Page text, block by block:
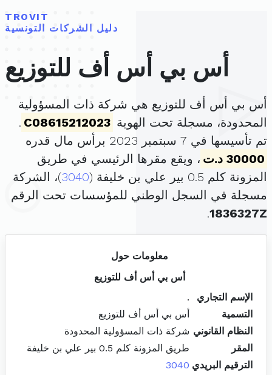
TROVIT
دليل الشركات التونسية
أس بي أس أف للتوزيع
أس بي أس أف للتوزيع هي شركة ذات المسؤولية
المحدودة، مسجلة تحت الهوية C08615212023
.
تم تأسيسها في 7 سبتمبر 2023 برأس مال قدره
30000 د.ت
، ويقع مقرها الرئيسي في طريق
المزونة كلم 0.5 بير علي بن خليفة (
3040)، الشركة
مسجلة في السجل الوطني للمؤسسات تحت الرقم
1836327Z
.
معلومات حول
أس بي أس أف للتوزيع
الإسم التجاري
.
التسمية
أس بي أس أف للتوزيع
النظام القانوني شركة ذات المسؤولية المحدودة
المقر
طريق المزونة كلم 0.5 بير علي بن خليفة
الترقيم البريدي 3040